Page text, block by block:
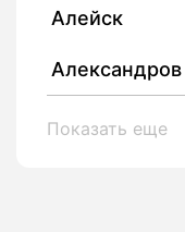
Алейск
Александров
Показать еще